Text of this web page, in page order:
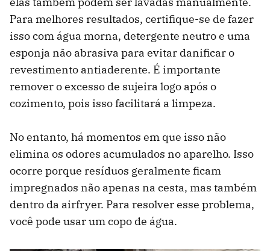
Para melhores resultados, certifique-se de fazer
isso com água morna, detergente neutro e uma
esponja não abrasiva para evitar danificar o
revestimento antiaderente. É importante
remover o excesso de sujeira logo após o
cozimento, pois isso facilitará a limpeza.
No entanto, há momentos em que isso não
elimina os odores acumulados no aparelho. Isso
ocorre porque resíduos geralmente ficam
impregnados não apenas na cesta, mas também
dentro da airfryer. Para resolver esse problema,
você pode usar um copo de água.